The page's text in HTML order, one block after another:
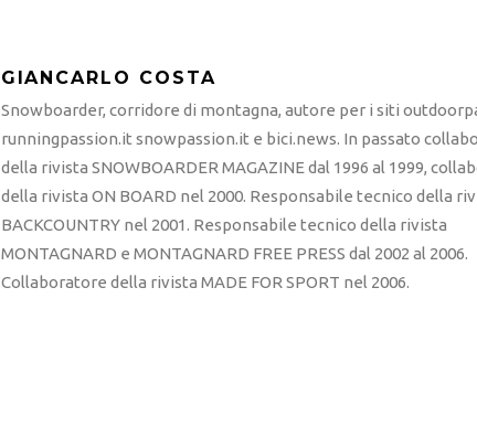
GIANCARLO COSTA
Snowboarder, corridore di montagna, autore per i siti
runningpassion.it snowpassion.it e bici.news. In passato
della rivista SNOWBOARDER MAGAZINE dal 1996 al 1999,
della rivista ON BOARD nel 2000. Responsabile tecnico della
BACKCOUNTRY nel 2001. Responsabile tecnico della rivista
MONTAGNARD e MONTAGNARD FREE PRESS dal 2002 al 2006.
Collaboratore della rivista MADE FOR SPORT nel 2006.